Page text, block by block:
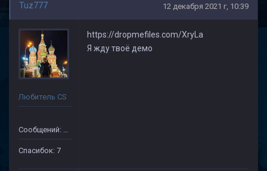
Tuz777 12 декабря 2021 г, 10:39
Любитель CS
Сообщений: 50
Спасибок: 7
https://dropmefiles.com/XryLa
Я жду твоё демо